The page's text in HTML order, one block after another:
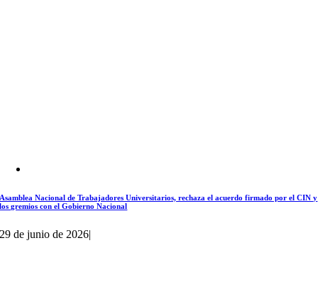
Asamblea Nacional de Trabajadores Universitarios, rechaza el acuerdo firmado por el CIN y
los gremios con el Gobierno Nacional
29 de junio de 2026|